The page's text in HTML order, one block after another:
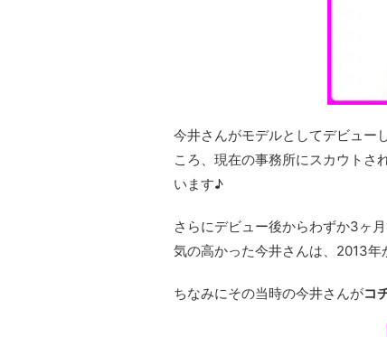
今井さんがモデルとしてデビュー
ころ、現在の事務所にスカウトさ
います♪
さらにデビュー後からわずか3ヶ
気の高かった今井さんは、2013年
ちなみにその当時の今井さんがコ